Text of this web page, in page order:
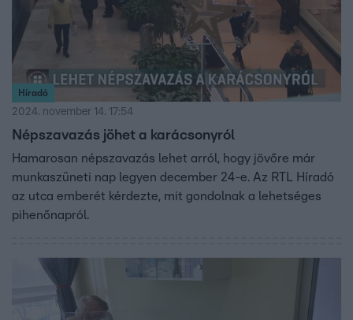
Híradó
2024. november 14. 17:54
Népszavazás jöhet a karácsonyról
Hamarosan népszavazás lehet arról, hogy jövőre már
munkaszüneti nap legyen december 24-e. Az RTL Híradó
az utca emberét kérdezte, mit gondolnak a lehetséges
pihenőnapról.